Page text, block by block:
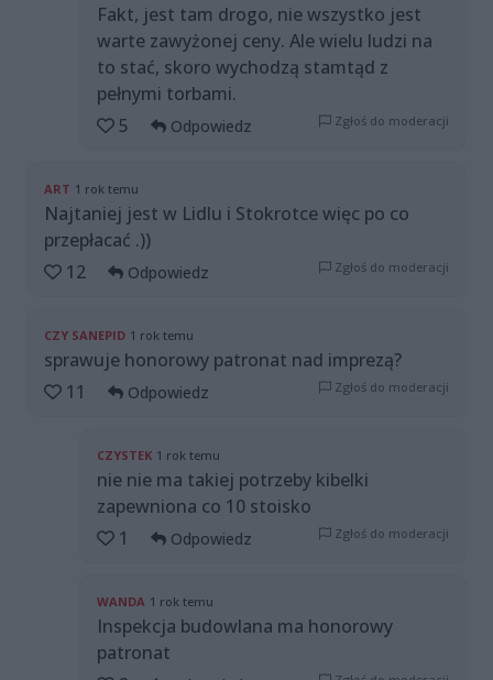
Fakt, jest tam drogo, nie wszystko jest
warte zawyżonej ceny. Ale wielu ludzi na
to stać, skoro wychodzą stamtąd z
pełnymi torbami.
5
Odpowiedz Zgłoś do moderacji
ART 1 rok temu
Najtaniej jest w Lidlu i Stokrotce więc po co
przepłacać .))
12
Odpowiedz Zgłoś do moderacji
CZY SANEPID 1 rok temu
sprawuje honorowy patronat nad imprezą?
11
Odpowiedz Zgłoś do moderacji
CZYSTEK 1 rok temu
nie nie ma takiej potrzeby kibelki
zapewniona co 10 stoisko
1
Odpowiedz Zgłoś do moderacji
WANDA 1 rok temu
Inspekcja budowlana ma honorowy
patronat